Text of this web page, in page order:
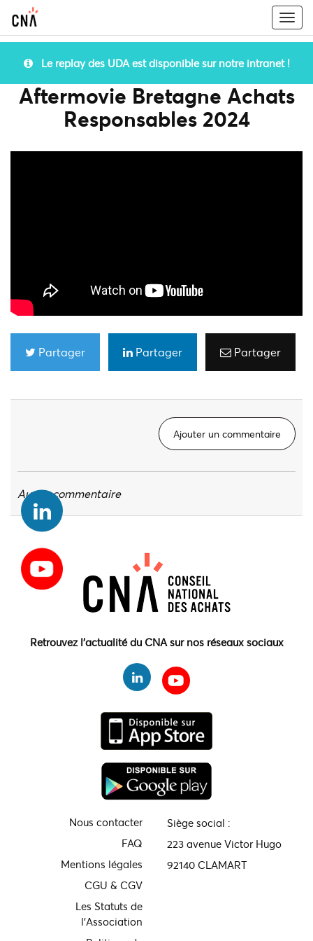
Le replay des UDA est disponible sur notre intranet !
Aftermovie Bretagne Achats
Responsables 2024
Partager Partager Partager
Ajouter un commentaire
Aucun commentaire
Retrouvez l'actualité du CNA sur nos réseaux sociaux
Nous contacter
FAQ
Mentions légales
CGU & CGV
Les Statuts de
l'Association
Siège social :
223 avenue Victor Hugo
92140 CLAMART